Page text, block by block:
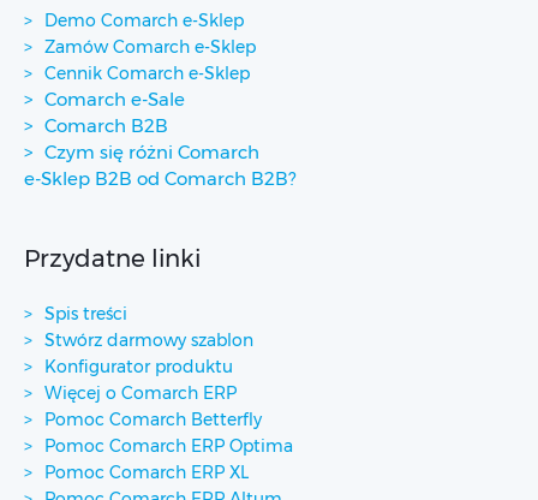
Demo Comarch e-Sklep
Zamów Comarch e-Sklep
Cennik Comarch e-Sklep
Comarch e-Sale
Comarch B2B
Czym się różni Comarch
e-Sklep B2B od Comarch B2B?
Przydatne linki
Spis treści
Stwórz darmowy szablon
Konfigurator produktu
Więcej o Comarch ERP
Pomoc Comarch Betterfly
Pomoc Comarch ERP Optima
Pomoc Comarch ERP XL